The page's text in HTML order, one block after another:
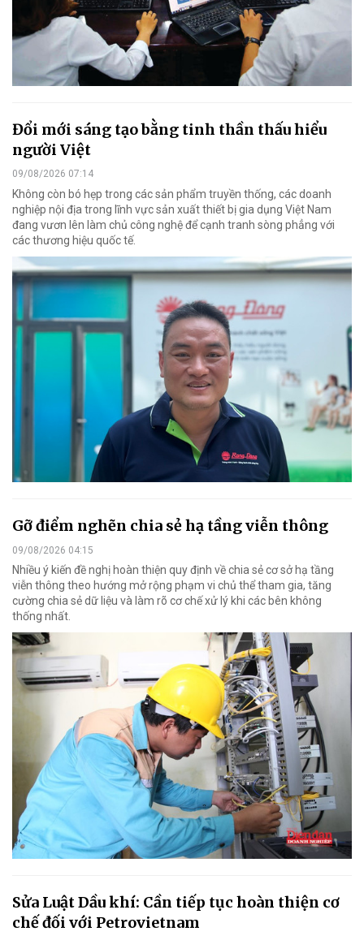
Đổi mới sáng tạo bằng tinh thần thấu hiểu
người Việt
09/08/2026 07:14
Không còn bó hẹp trong các sản phẩm truyền thống, các doanh
nghiệp nội địa trong lĩnh vực sản xuất thiết bị gia dụng Việt Nam
đang vươn lên làm chủ công nghệ để cạnh tranh sòng phẳng với
các thương hiệu quốc tế.
Gỡ điểm nghẽn chia sẻ hạ tầng viễn thông
09/08/2026 04:15
Nhiều ý kiến đề nghị hoàn thiện quy định về chia sẻ cơ sở hạ tầng
viễn thông theo hướng mở rộng phạm vi chủ thể tham gia, tăng
cường chia sẻ dữ liệu và làm rõ cơ chế xử lý khi các bên không
thống nhất.
Sửa Luật Dầu khí: Cần tiếp tục hoàn thiện cơ
chế đối với Petrovietnam